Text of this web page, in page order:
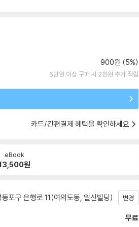
900원 (5%)
5만원 이상 구매 시 2천원 추가 적립
카드/간편결제 혜택을 확인하세요
eBook
원
포구 은행로 11(여의도동, 일신빌딩) 변경
무료